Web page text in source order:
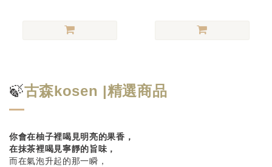
🍃古森kosen​ |精選商品
你會在柚子裡喝見明亮的果香，
在抹茶裡喝見寧靜的旨味，
而在氣泡升起的那一瞬，